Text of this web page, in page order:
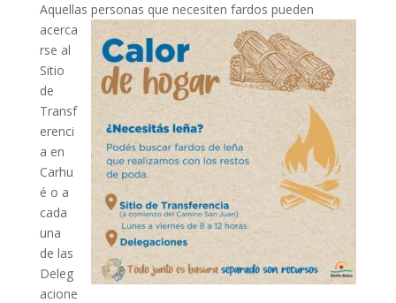
Aquellas personas que necesiten fardos pueden
acerca
rse al
Sitio
de
Transf
erenci
a en
Carhu
é o a
cada
una
de las
Deleg
acione